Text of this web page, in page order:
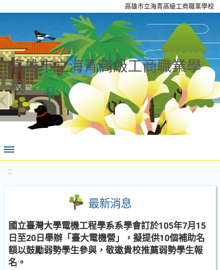
高雄市立海青高級工商職業學校
高雄市立海青高級工商職業學
校
:::
最新消息
國立臺灣大學電機工程學系系學會訂於105年7月15
日至20日舉辦「臺大電機營」，擬提供10個補助名
額以鼓勵弱勢學生參與，敬邀貴校推薦弱勢學生報
名。